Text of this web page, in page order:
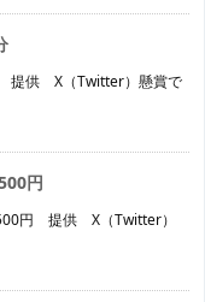
供 X（Twitter）懸賞で
円
円 提供 X（Twitter）